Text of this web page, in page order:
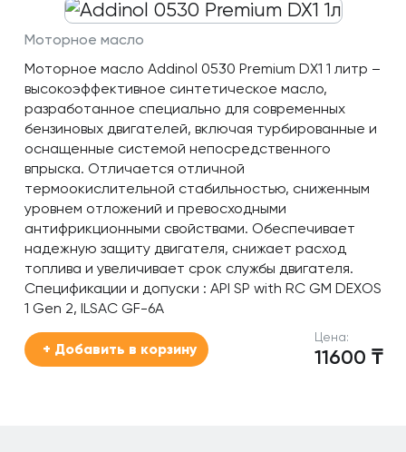
Моторное масло
Моторное масло Addinol 0530 Premium DX1 1 литр –
высокоэффективное синтетическое масло,
разработанное специально для современных
бензиновых двигателей, включая турбированные и
оснащенные системой непосредственного
впрыска. Отличается отличной
термоокислительной стабильностью, сниженным
уровнем отложений и превосходными
антифрикционными свойствами. Обеспечивает
надежную защиту двигателя, снижает расход
топлива и увеличивает срок службы двигателя.
Спецификации и допуски : API SP with RC GM DEXOS
1 Gen 2, ILSAC GF-6A
Цена:
11600 ₸
+ Добавить в корзину